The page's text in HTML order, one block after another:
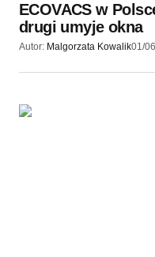
ECOVACS w
drugi umyje okna
Autor: Malgorzata Kowalik01/